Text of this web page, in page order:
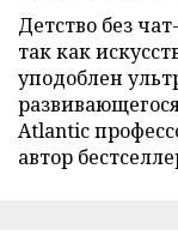
Детство без
так как
уподоблен
Atlantic
автор